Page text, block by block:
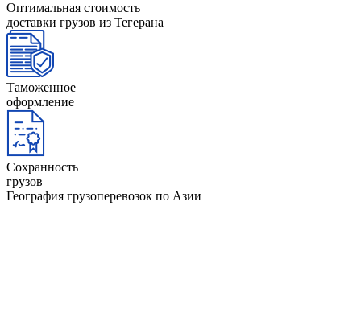
Оптимальная стоимость
доставки грузов из Тегерана
Таможенное
оформление
Сохранность
грузов
География грузоперевозок по Азии